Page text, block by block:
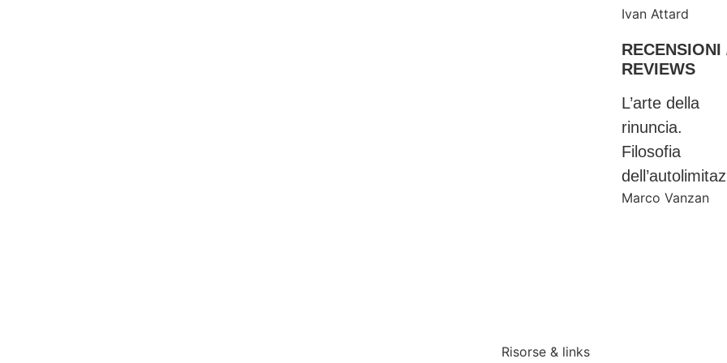
Ivan Attard
RECENSIONI
REVIEWS
L’arte della
rinuncia.
Filosofia
Marco Vanzan
Risorse & links